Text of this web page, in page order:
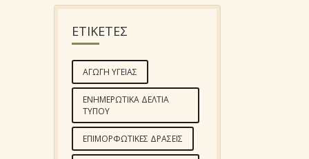
ΕΤΙΚΕΤΕΣ
ΑΓΩΓΉ ΥΓΕΊΑΣ
ΕΝΗΜΕΡΩΤΙΚΆ ΔΕΛΤΊΑ
ΤΎΠΟΥ
ΕΠΙΜΟΡΦΩΤΙΚΈΣ ΔΡΆΣΕΙΣ